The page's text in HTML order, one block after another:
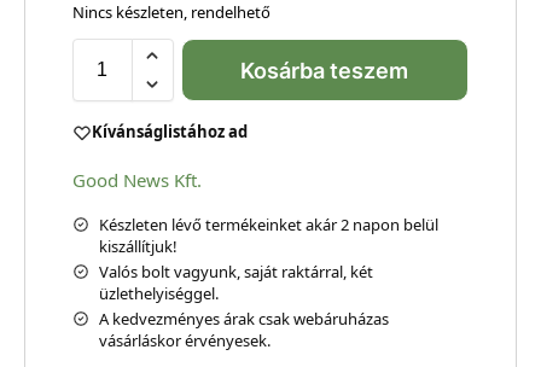
Nincs készleten, rendelhető
Kosárba teszem
Kívánságlistához ad
Good News Kft.
Készleten lévő termékeinket akár 2 napon belül
kiszállítjuk!
Valós bolt vagyunk, saját raktárral, két
üzlethelyiséggel.
A kedvezményes árak csak webáruházas
vásárláskor érvényesek.